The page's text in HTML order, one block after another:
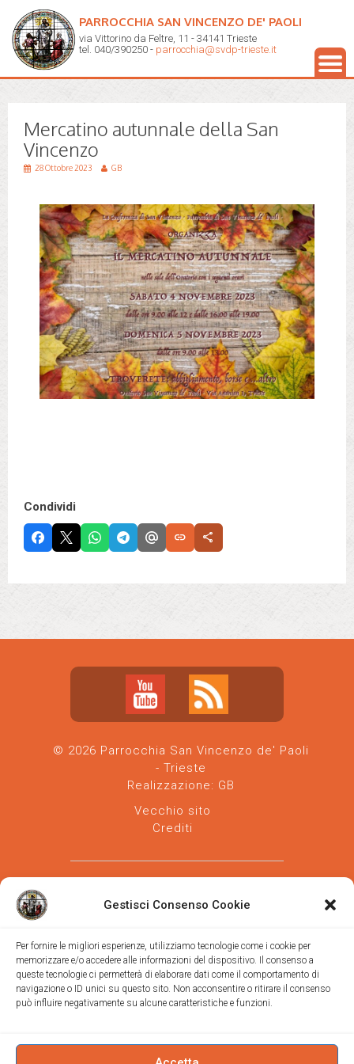
Gestisci Consenso Cookie
Per fornire le migliori esperienze, utilizziamo tecnologie come i cookie per
memorizzare e/o accedere alle informazioni del dispositivo. Il consenso a
queste tecnologie ci permetterà di elaborare dati come il comportamento di
navigazione o ID unici su questo sito. Non acconsentire o ritirare il consenso
può influire negativamente su alcune caratteristiche e funzioni.
PARROCCHIA SAN VINCENZO DE' PAOLI
via Vittorino da Feltre, 11 - 34141 Trieste
tel. 040/390250 - parrocchia@svdp-trieste.it
Mercatino autunnale della San
Vincenzo
28 Ottobre 2023 GB
Condividi
link share
© 2026 Parrocchia San Vincenzo de' Paoli
- Trieste
Realizzazione: GB
Vecchio sito
Crediti
Parrocchia san Vincenzo de' Paoli-Diocesi
di Trieste
via Vittorino da Feltre, 11 (chiesa)
Trieste
040/390250